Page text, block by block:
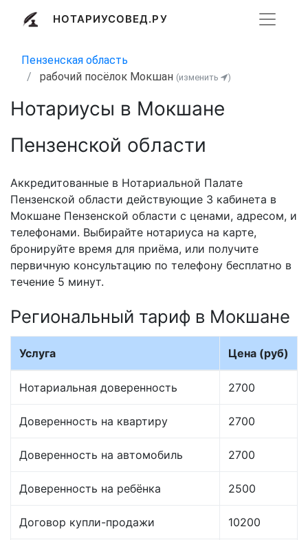
НОТАРИУСОВЕД.РУ
Пензенская область
рабочий посёлок Мокшан (изменить )
Нотариусы в Мокшане
Пензенской области
Аккредитованные в Нотариальной Палате
Пензенской области действующие 3 кабинета в
Мокшане Пензенской области с ценами, адресом, и
телефонами. Выбирайте нотариуса на карте,
бронируйте время для приёма, или получите
первичную консультацию по телефону бесплатно в
течение 5 минут.
Региональный тариф в Мокшане
Услуга Цена (руб)
Нотариальная доверенность 2700
Доверенность на квартиру 2700
Доверенность на автомобиль 2700
Доверенность на ребёнка 2500
Договор купли-продажи 10200